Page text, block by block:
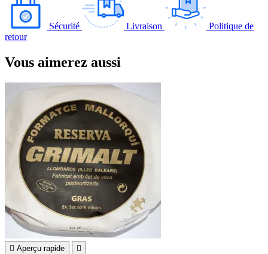
Sécurité Livraison
Politique de
retour
Vous aimerez aussi
 Aperçu rapide 